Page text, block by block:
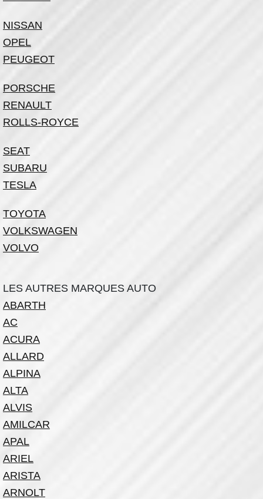
NISSAN
OPEL
PEUGEOT
PORSCHE
RENAULT
ROLLS-ROYCE
SEAT
SUBARU
TESLA
TOYOTA
VOLKSWAGEN
VOLVO
LES AUTRES MARQUES AUTO
ABARTH
AC
ACURA
ALLARD
ALPINA
ALTA
ALVIS
AMILCAR
APAL
ARIEL
ARISTA
ARNOLT